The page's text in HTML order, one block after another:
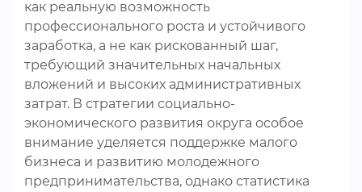
как реальную возможность
профессионального роста и устойчивого
заработка, а не как рискованный шаг,
требующий значительных начальных
вложений и высоких административных
затрат. В стратегии социально-
экономического развития округа особое
внимание уделяется поддержке малого
бизнеса и развитию молодежного
предпринимательства, однако статистика